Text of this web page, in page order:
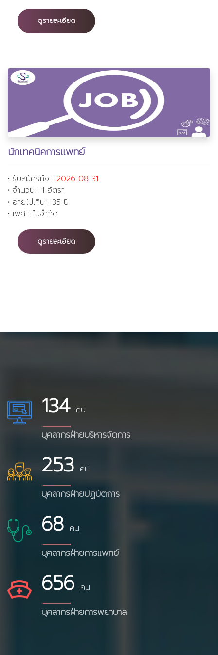
ดูรายละเอียด
นักเทคนิคการแพทย์
• รับสมัครถึง : 2026-08-31
• จำนวน : 1 อัตรา
• อายุไม่เกิน : 35 ปี
• เพศ : ไม่จำกัด
ดูรายละเอียด
134 คน
บุคลากรฝ่ายบริหารจัดการ
253 คน
บุคลากรฝ่ายปฏิบัติการ
68 คน
บุคลากรฝ่ายการแพทย์
656 คน
บุคลากรฝ่ายการพยาบาล